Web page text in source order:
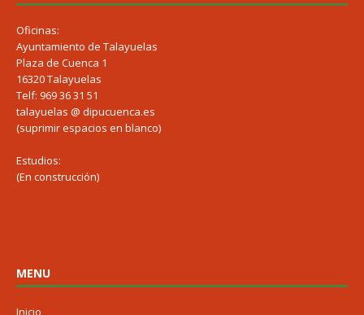
Oficinas:
Ayuntamiento de Talayuelas
Plaza de Cuenca 1
16320 Talayuelas
Telf: 969 36 31 51
talayuelas @ dipucuenca.es
(suprimir espacios en blanco)
Estudios:
(En construcción)
MENU
Inicio